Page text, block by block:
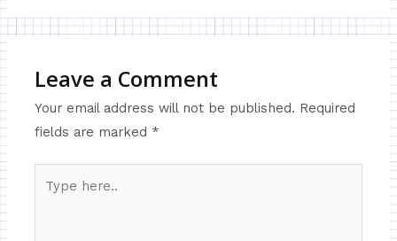
Leave a Comment
Your email address will not be published. Required
fields are marked *